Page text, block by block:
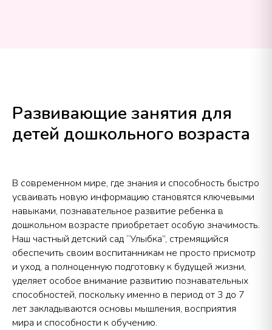
Развивающие занятия для
детей дошкольного возраста
В современном мире, где знания и способность быстро
усваивать новую информацию становятся ключевыми
навыками, познавательное развитие ребенка в
дошкольном возрасте приобретает особую значимость.
Наш частный детский сад “Улыбка”, стремящийся
обеспечить своим воспитанникам не просто присмотр
и уход, а полноценную подготовку к будущей жизни,
уделяет особое внимание развитию познавательных
способностей, поскольку именно в период от 3 до 7
лет закладываются основы мышления, восприятия
мира и способности к обучению.